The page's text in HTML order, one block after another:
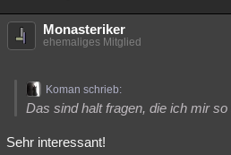
Monasteriker
ehemaliges Mitglied
Koman schrieb:
Das sind halt fragen, die ich mir so
Sehr interessant!